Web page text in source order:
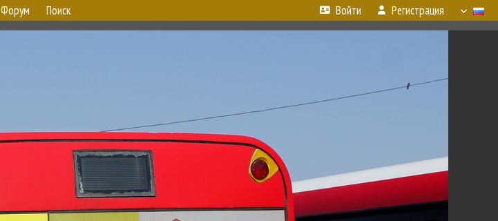
Форум Поиск Войти Регистрация